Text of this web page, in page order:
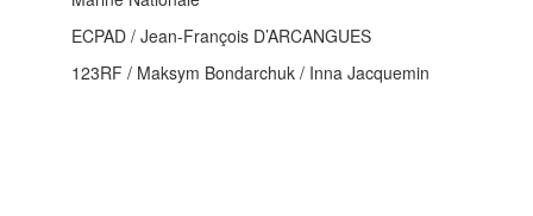
ECPAD / Jean-François D’ARCANGUES
123RF / Maksym Bondarchuk / Inna Jacquemin